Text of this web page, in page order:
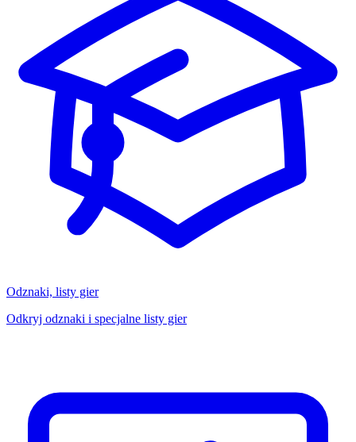
Odznaki, listy gier
Odkryj odznaki i specjalne listy gier